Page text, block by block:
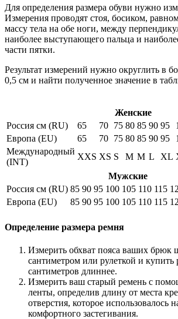
Для определения размера обуви нужно
Измерения проводят стоя, босиком,
массу тела на обе ноги, между
наиболее выступающего пальца и
части пятки.
Результат измерений нужно округлить в
0,5 см и найти полученное значение в
Женские
Россия см (RU)
65 70 75 80 85 90 95
Европа (EU)
65 70 75 80 85 90 95
Международный
(INT)
XXS XS S M M L XL
Мужские
Россия см (RU) 85 90 95 100 105 110 115
Европа (EU)
85 90 95 100 105 110 115
Определение размера ремня
Измерить обхват пояса ваших брюк
сантиметром или рулеткой и купить
сантиметров длиннее.
Измерить ваш старый ремень с
ленты, определив длину от места
отверстия, которое использовалось
комфортного застегивания.